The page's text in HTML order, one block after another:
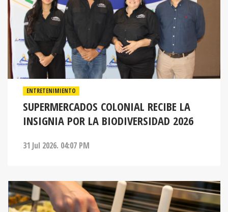
ENTRETENIMIENTO
SUPERMERCADOS COLONIAL RECIBE LA
INSIGNIA POR LA BIODIVERSIDAD 2026
31 Jul 2026. 04:07 PM